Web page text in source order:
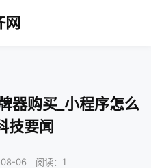
网
器购买_小程序怎么
技要闻
06｜阅读：1